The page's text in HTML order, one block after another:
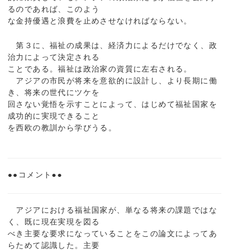
るのであれば、このよう
な金持優遇と浪費を止めさせなければならない。
第３に、福祉の成果は、経済力によるだけでなく、政
治力によって決定される
ことである。福祉は政治家の資質に左右される。
アジアの市民が将来を意欲的に設計し、より長期に働
き、将来の世代にツケを
回さない覚悟を示すことによって、はじめて福祉国家を
成功的に実現できること
を西欧の教訓から学びうる。
●●コメント●●
アジアにおける福祉国家が、単なる将来の課題ではな
く、既に現在実現を図る
べき主要な要求になっていることをこの論文によってあ
らためて認識した。主要